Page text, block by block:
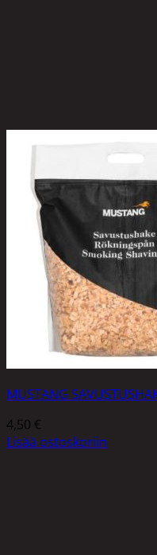
MUSTANG
4,50 €
Lisää ostoskoriin